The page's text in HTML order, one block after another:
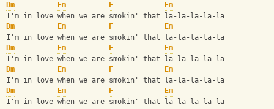
Dm
Em F
Em
I'm in love when we are smokin' that la-la-la-la-la
Dm
Em F
Em
I'm in love when we are smokin' that la-la-la-la-la
Dm
Em F
Em
I'm in love when we are smokin' that la-la-la-la-la
Dm
Em F
Em
I'm in love when we are smokin' that la-la-la-la-la
Dm
Em F
Em
I'm in love when we are smokin' that la-la-la-la-la